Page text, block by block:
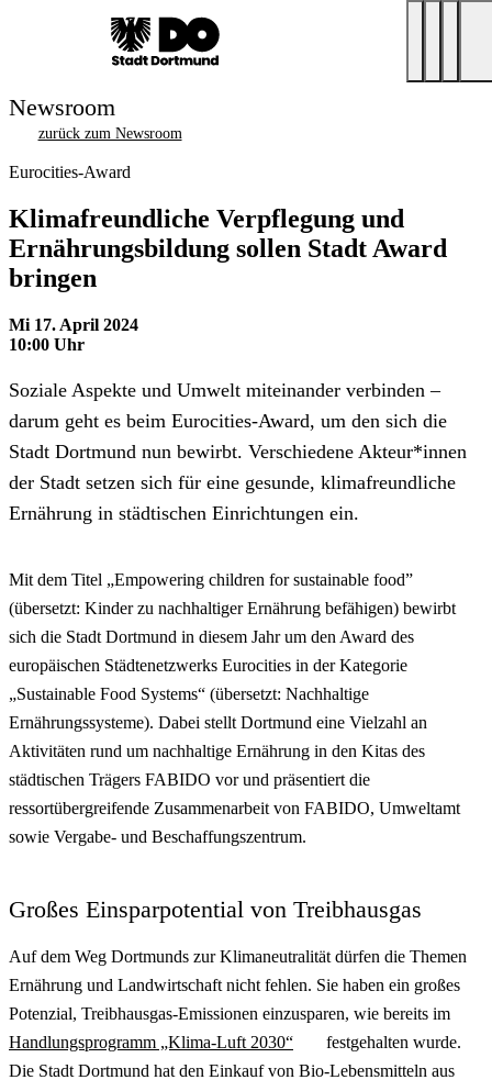
Newsroom
zurück zum Newsroom
Eurocities-Award
Klimafreundliche Verpflegung und
Ernährungsbildung sollen Stadt Award
bringen
Mi 17. April 2024
10:00 Uhr
Soziale Aspekte und Umwelt miteinander verbinden –
darum geht es beim Eurocities-Award, um den sich die
Stadt Dortmund nun bewirbt. Verschiedene Akteur*innen
der Stadt setzen sich für eine gesunde, klimafreundliche
Ernährung in städtischen Einrichtungen ein.
Mit dem Titel „Empowering children for sustainable food”
(übersetzt: Kinder zu nachhaltiger Ernährung befähigen) bewirbt
sich die Stadt Dortmund in diesem Jahr um den Award des
europäischen Städtenetzwerks Eurocities in der Kategorie
„Sustainable Food Systems“ (übersetzt: Nachhaltige
Ernährungssysteme). Dabei stellt Dortmund eine Vielzahl an
Aktivitäten rund um nachhaltige Ernährung in den Kitas des
städtischen Trägers FABIDO vor und präsentiert die
ressortübergreifende Zusammenarbeit von FABIDO, Umweltamt
sowie Vergabe- und Beschaffungszentrum.
Großes Einsparpotential von Treibhausgas
Auf dem Weg Dortmunds zur Klimaneutralität dürfen die Themen
Ernährung und Landwirtschaft nicht fehlen. Sie haben ein großes
Potenzial, Treibhausgas-Emissionen einzusparen, wie bereits im
Handlungsprogramm „Klima-Luft 2030“
festgehalten wurde.
Die Stadt Dortmund hat den Einkauf von Bio-Lebensmitteln aus